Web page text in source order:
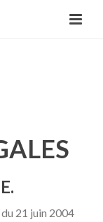
21 juin 2004